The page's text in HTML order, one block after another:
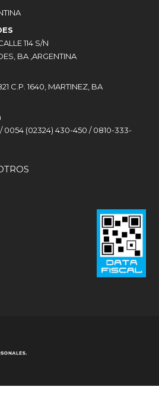
114 S/N
BA ,ARGENTINA
C.P. 1640, MARTINEZ, BA
0054 (02324) 430-450 / 0810-333-